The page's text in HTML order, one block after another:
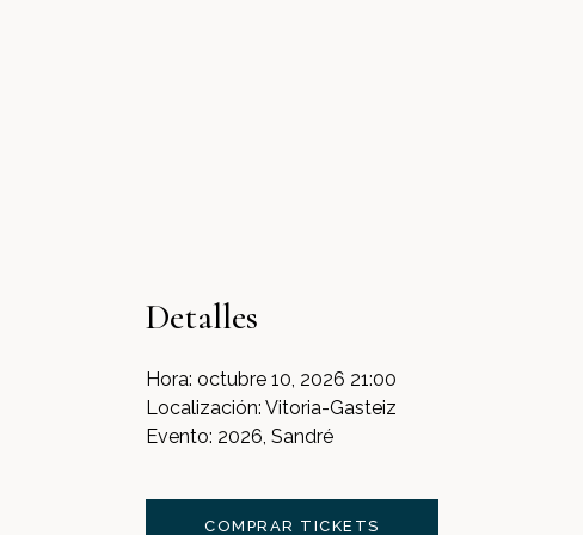
Detalles
Hora: octubre 10, 2026 21:00
Localización: Vitoria-Gasteiz
Evento: 2026, Sandré
COMPRAR TICKETS